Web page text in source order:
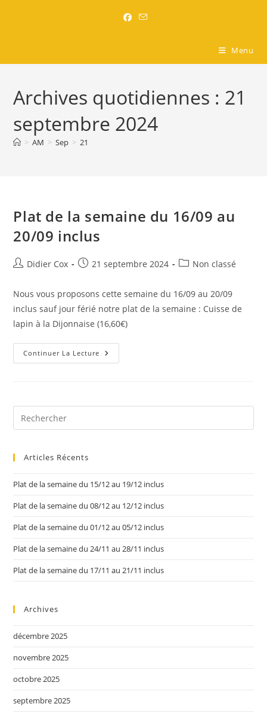
Menu
Archives quotidiennes : 21
septembre 2024
> AM > Sep > 21
Plat de la semaine du 16/09 au
20/09 inclus
Didier Cox 21 septembre 2024 Non classé
Nous vous proposons cette semaine du 16/09 au 20/09
inclus sauf jour férié notre plat de la semaine : Cuisse de
lapin à la Dijonnaise (16,60€)
Continuer La Lecture
Articles Récents
Plat de la semaine du 15/12 au 19/12 inclus
Plat de la semaine du 08/12 au 12/12 inclus
Plat de la semaine du 01/12 au 05/12 inclus
Plat de la semaine du 24/11 au 28/11 inclus
Plat de la semaine du 17/11 au 21/11 inclus
Archives
décembre 2025
novembre 2025
octobre 2025
septembre 2025